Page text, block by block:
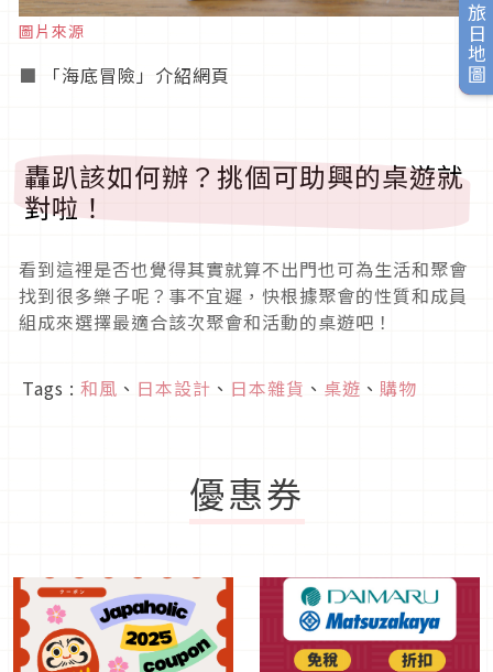
旅日地圖
圖片來源
■ 「海底冒險」介紹網頁
轟趴該如何辦？挑個可助興的桌遊就
對啦！
看到這裡是否也覺得其實就算不出門也可為生活和聚會
找到很多樂子呢？事不宜遲，快根據聚會的性質和成員
組成來選擇最適合該次聚會和活動的桌遊吧！
Tags : 和風 、 日本設計 、 日本雜貨 、 桌遊 、 購物
優惠券